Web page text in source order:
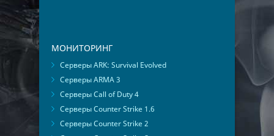
МОНИТОРИНГ
Серверы ARK: Survival Evolved
Серверы ARMA 3
Серверы Call of Duty 4
Серверы Counter Strike 1.6
Серверы Counter Strike 2